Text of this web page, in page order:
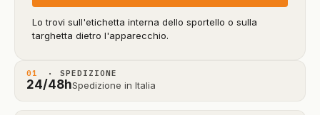
Lo trovi sull'etichetta interna dello sportello o sulla
targhetta dietro l'apparecchio.
01 · SPEDIZIONE
24/48hSpedizione in Italia